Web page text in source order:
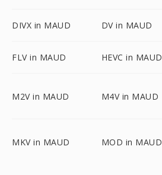
DIVX in MAUD DV in MAUD
FLV in MAUD HEVC in MAUD
M2V in MAUD M4V in MAUD
MKV in MAUD MOD in MAUD